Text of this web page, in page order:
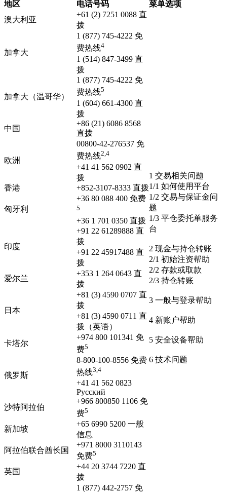
地区 电话号码
菜单选项
澳大利亚
+61 (2) 7251 0088 直
拨
1 交易相关问题
1/1 如何使用平台
1/2 交易与保证金问
题
1/3 平仓委托单服务
台
2 现金与持仓转账
2/1 初始注资帮助
2/2 存款或取款
2/3 持仓转账
3 一般与登录帮助
4 新账户帮助
5 安全设备帮助
6 技术问题
加拿大
1 (877) 745-4222 免
费热线4
1 (514) 847-3499 直
拨
加拿大（温哥华）
1 (877) 745-4222 免
费热线5
1 (604) 661-4300 直
拨
中国
+86 (21) 6086 8568
直拨
欧洲
00800-42-276537 免
费热线2,4
+41 41 562 0902 直
拨
香港
+852-3107-8333 直拨
匈牙利
+36 80 088 400 免费
5
+36 1 701 0350 直拨
印度
+91 22 61289888 直
拨
+91 22 45917488 直
拨
爱尔兰
+353 1 264 0643 直
拨
日本
+81 (3) 4590 0707 直
拨
+81 (3) 4590 0711 直
拨（英语）
卡塔尔
+974 800 101341 免
费5
俄罗斯
8-800-100-8556 免费
热线3,4
+41 41 562 0823
Pyсский
沙特阿拉伯
+966 800850 1106 免
费5
新加坡
+65 6990 5200 一般
信息
阿拉伯联合酋长国
+971 8000 3110143
免费5
英国
+44 20 3744 7220 直
拨
1 (877) 442-2757 免